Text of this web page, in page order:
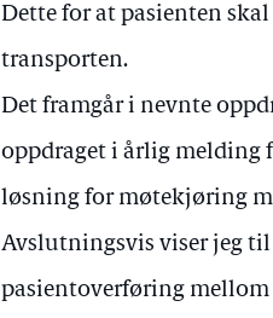
Dette for at pasienten
transporten.
Det framgår i nevnte
oppdraget i årlig melding
løsning for møtekjøring
Avslutningsvis viser jeg
pasientoverføring mellom